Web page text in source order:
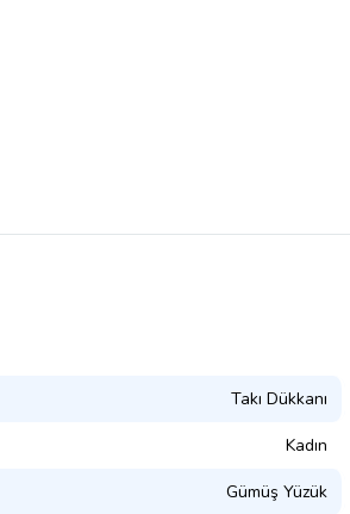
Takı Dükkanı
Kadın
Gümüş Yüzük